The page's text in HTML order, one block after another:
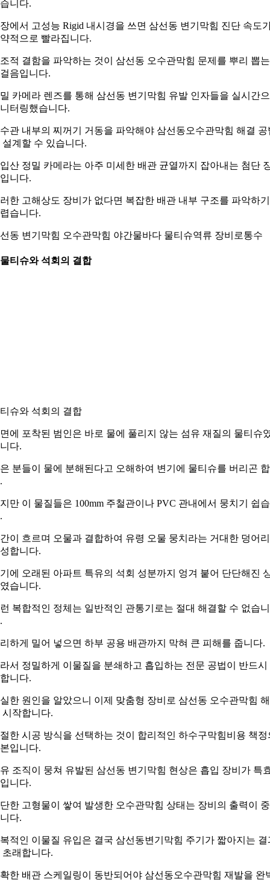
니다.
에서 고성능 Rigid 내시경을 쓰면 삼선동 변기막힘 진단 속도
적으로 빨라집니다.
적 결함을 파악하는 것이 삼선동 오수관막힘 문제를 뿌리 뽑는
음입니다.
카메라 렌즈를 통해 삼선동 변기막힘 유발 인자들을 실시간
터링했습니다.
관 내부의 찌꺼기 거동을 파악해야 삼선동오수관막힘 해결 공
설계할 수 있습니다.
산 정밀 카메라는 아주 미세한 배관 균열까지 잡아내는 첨단
니다.
한 고해상도 장비가 없다면 복잡한 배관 내부 구조를 파악하기
습니다.
동 변기막힘 오수관막힘 야간물바다 물티슈역류 장비로통수
티슈와 석회의 결합
슈와 석회의 결합
에 포착된 범인은 바로 물에 풀리지 않는 섬유 재질의 물티슈
다.
분들이 물에 분해된다고 오해하여 변기에 물티슈를 버리곤
만 이 물질들은 100mm 주철관이나 PVC 관내에서 뭉치기 쉽
이 흐르며 오물과 결합하여 유령 오물 뭉치라는 거대한 덩어
합니다.
에 오래된 아파트 특유의 석회 성분까지 엉겨 붙어 단단해진
습니다.
복합적인 정체는 일반적인 관통기로는 절대 해결할 수 없습니
하게 밀어 넣으면 하부 공용 배관까지 막혀 큰 피해를 줍니다.
서 정밀하게 이물질을 분쇄하고 흡입하는 전문 공법이 반드시
니다.
한 원인을 알았으니 이제 맞춤형 장비로 삼선동 오수관막힘
시작합니다.
한 시공 방식을 선택하는 것이 합리적인 하수구막힘비용 책정
입니다.
조직이 뭉쳐 유발된 삼선동 변기막힘 현상은 흡입 장비가 특
니다.
한 고형물이 쌓여 발생한 오수관막힘 상태는 장비의 출력이
다.
적인 이물질 유입은 결국 삼선동변기막힘 주기가 짧아지는 결
초래합니다.
한 배관 스케일링이 동반되어야 삼선동오수관막힘 재발을 완